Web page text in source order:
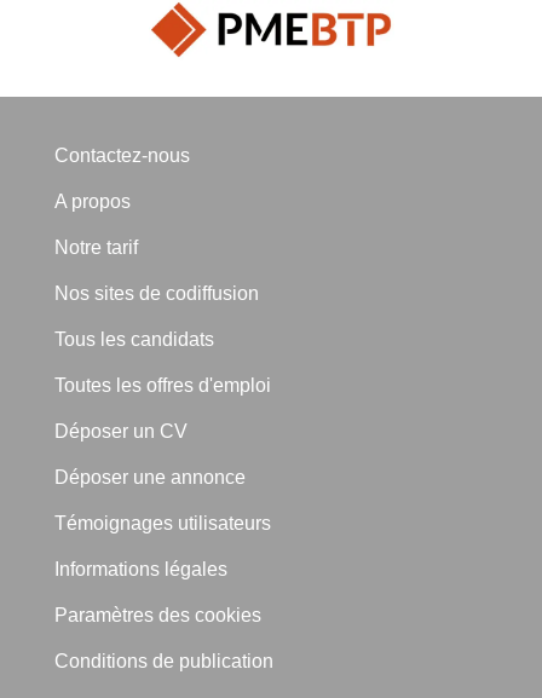
Contactez-nous
A propos
Notre tarif
Nos sites de codiffusion
Tous les candidats
Toutes les offres d'emploi
Déposer un CV
Déposer une annonce
Témoignages utilisateurs
Informations légales
Paramètres des cookies
Conditions de publication